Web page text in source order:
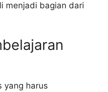
menjadi bagian dari
yang harus